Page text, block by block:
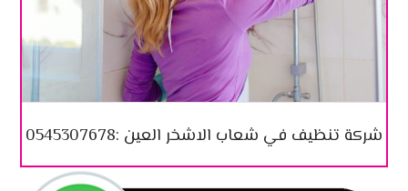
شركة تنظيف في شعاب الاشخر العين :0545307678